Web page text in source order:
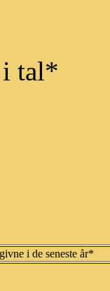
i tal*
i de seneste år*